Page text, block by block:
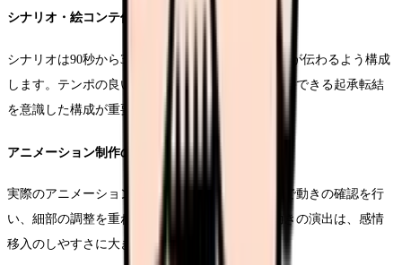
シナリオ・絵コンテ作成のコツ
シナリオは90秒から3分程度で視聴者に必要な情報が伝わるよう構成
します。テンポの良い展開と、視聴者の興味を維持できる起承転結
を意識した構成が重要です。
アニメーション制作の実務
実際のアニメーション制作では、ラフ動画の段階で動きの確認を行
い、細部の調整を重ねていきます。特に表情や動きの演出は、感情
移入のしやすさに大きく影響します。